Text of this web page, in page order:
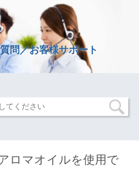
問／お客様サポート
ロマオイルを使用で